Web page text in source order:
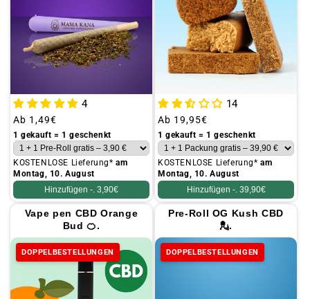
4
Üblicher
Preis
Ab 1,49€
1 gekauft = 1 geschenkt
KOSTENLOSE Lieferung*am
Montag, 10. August
Hinzufügen -. 3,90€
14
Üblicher
Preis
Ab 19,95€
1 gekauft = 1 geschenkt
KOSTENLOSE Lieferung*am
Montag, 10. August
Hinzufügen -. 39,90€
Vape pen CBD Orange
Bud 🍊.
DOPPELBESTELLUNGEN
Pre-Roll OG Kush CBD
💂.
DOPPELBESTELLUNGEN